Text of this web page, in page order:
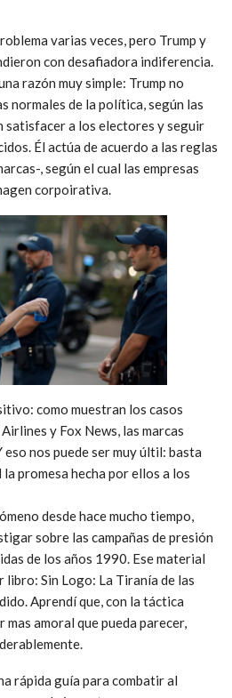
varias veces, pero Trump y
con desafiadora indiferencia.
razón muy simple: Trump no
normales de la política, según las
satisfacer a los electores y seguir
Él actúa de acuerdo a las reglas
, según el cual las empresas
corpoirativa.
como muestran los casos
y Fox News, las marcas
nos puede ser muy últil: basta
promesa hecha por ellos a los
desde hace mucho tiempo,
sobre las campañas de presión
de los años 1990. Ese material
libro: Sin Logo: La Tiranía de las
Aprendí que, con la táctica
amoral que pueda parecer,
rápida guía para combatir al